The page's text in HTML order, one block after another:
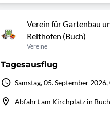
Verein für Gartenbau
Reithofen (Buch)
Vereine
Tagesausflug
Samstag, 05. September
Abfahrt am Kirchplatz in